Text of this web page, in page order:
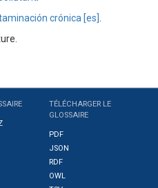
crónica [es]
TÉLÉCHARGER LE
GLOSSAIRE
PDF
JSON
RDF
OWL